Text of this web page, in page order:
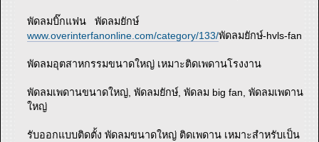
พัดลมบิ๊กแฟน พัดลมยักษ์
www.overinterfanonline.com/category/133/พัดลมยักษ์-hvls-fan
พัดลมอุตสาหกรรมขนาดใหญ่ เหมาะติดเพดานโรงงาน
พัดลมเพดานขนาดใหญ่, พัดลมยักษ์, พัดลม big fan, พัดลมเพดาน
ใหญ่
รับออกแบบติดตั้ง พัดลมขนาดใหญ่ ติดเพดาน เหมาะสำหรับเป็น